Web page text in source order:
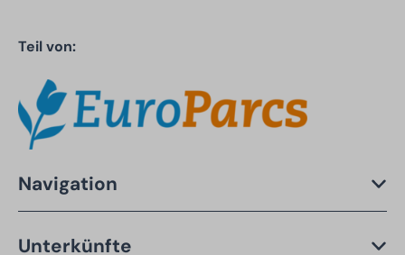
Teil von:
Navigation
Unterkünfte